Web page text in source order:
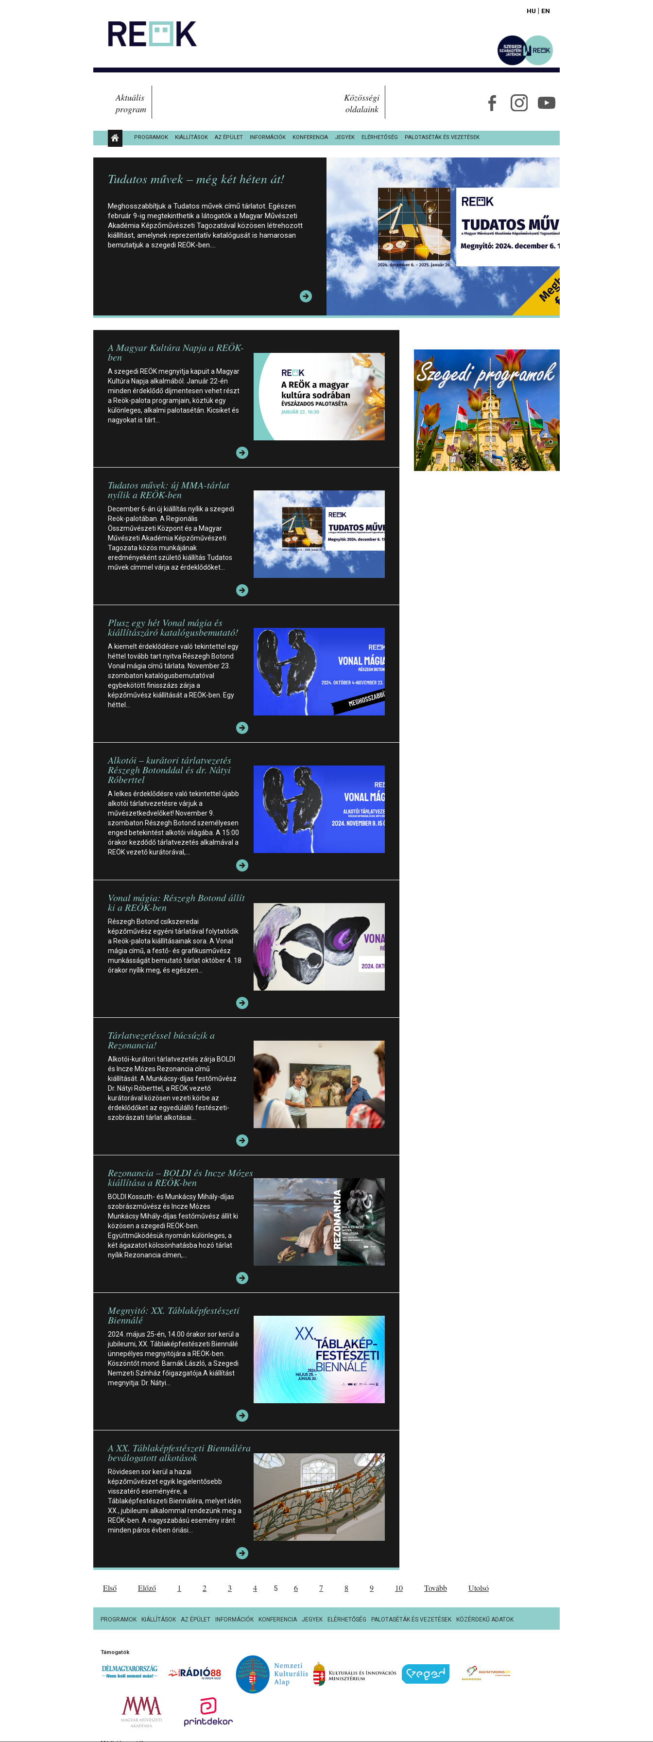
Aktuális
program
Közösségi
oldalaink
HU | EN
PROGRAMOK KIÁLLÍTÁSOK AZ ÉPÜLET INFORMÁCIÓK KONFERENCIA JEGYEK ELÉRHETŐSÉG PALOTASÉTÁK ÉS VEZETÉSEK
KÖZÉRDEKŰ ADATOK
Tudatos művek – még két héten át!
Meghosszabbítjuk a Tudatos művek című tárlatot. Egészen
február 9-ig megtekinthetik a látogatók a Magyar Művészeti
Akadémia Képzőművészeti Tagozatával közösen létrehozott
kiállítást, amelynek reprezentatív katalógusát is hamarosan
bemutatjuk a szegedi REÖK-ben.…
A Magyar Kultúra Napja a REÖK-
ben
A szegedi REÖK megnyitja kapuit a Magyar
Kultúra Napja alkalmából. Január 22-én
minden érdeklődő díjmentesen vehet részt
a Reök-palota programjain, köztük egy
különleges, alkalmi palotasétán. Kicsiket és
nagyokat is tárt…
Tudatos művek: új MMA-tárlat
nyílik a REÖK-ben
December 6-án új kiállítás nyílik a szegedi
Reök-palotában. A Regionális
Összművészeti Központ és a Magyar
Művészeti Akadémia Képzőművészeti
Tagozata közös munkájának
eredményeként születő kiállítás Tudatos
művek címmel várja az érdeklődőket…
Plusz egy hét Vonal mágia és
kiállítászáró katalógusbemutató!
A kiemelt érdeklődésre való tekintettel egy
héttel tovább tart nyitva Részegh Botond
Vonal mágia című tárlata. November 23.
szombaton katalógusbemutatóval
egybekötött finisszázs zárja a
képzőművész kiállítását a REÖK-ben. Egy
héttel…
Alkotói – kurátori tárlatvezetés
Részegh Botonddal és dr. Nátyi
Róberttel
A lelkes érdeklődésre való tekintettel újabb
alkotói tárlatvezetésre várjuk a
művészetkedvelőket! November 9.
szombaton Részegh Botond személyesen
enged betekintést alkotói világába. A 15:00
órakor kezdődő tárlatvezetés alkalmával a
REÖK vezető kurátorával,…
Vonal mágia: Részegh Botond állít
ki a REÖK-ben
Részegh Botond csíkszeredai
képzőművész egyéni tárlatával folytatódik
a Reök-palota kiállításainak sora. A Vonal
mágia című, a festő- és grafikusművész
munkásságát bemutató tárlat október 4. 18
órakor nyílik meg, és egészen…
Tárlatvezetéssel búcsúzik a
Rezonancia!
Alkotói-kurátori tárlatvezetés zárja BOLDI
és Incze Mózes Rezonancia című
kiállítását. A Munkácsy-díjas festőművész
Dr. Nátyi Róberttel, a REÖK vezető
kurátorával közösen vezeti körbe az
érdeklődőket az egyedülálló festészeti-
szobrászati tárlat alkotásai…
Rezonancia – BOLDI és Incze Mózes
kiállítása a REÖK-ben
BOLDI Kossuth- és Munkácsy Mihály-díjas
szobrászművész és Incze Mózes
Munkácsy Mihály-díjas festőművész állít ki
közösen a szegedi REÖK-ben.
Együttműködésük nyomán különleges, a
két ágazatot kölcsönhatásba hozó tárlat
nyílik Rezonancia címen,…
Megnyitó: XX. Táblaképfestészeti
Biennálé
2024. május 25-én, 14.00 órakor sor kerül a
jubileumi, XX. Táblaképfestészeti Biennálé
ünnepélyes megnyitójára a REÖK-ben.
Köszöntőt mond: Barnák László, a Szegedi
Nemzeti Színház főigazgatója.A kiállítást
megnyitja: Dr. Nátyi…
A XX. Táblaképfestészeti Biennáléra
beválogatott alkotások
Rövidesen sor kerül a hazai
képzőművészet egyik legjelentősebb
visszatérő eseményére, a
Táblaképfestészeti Biennáléra, melyet idén
XX., jubileumi alkalommal rendezünk meg a
REÖK-ben. A nagyszabású esemény iránt
minden páros évben óriási…
Első Előző 1 2 3 4 5 6 7 8 9 10 Tovább Utolsó
PROGRAMOK KIÁLLÍTÁSOK AZ ÉPÜLET INFORMÁCIÓK KONFERENCIA JEGYEK ELÉRHETŐSÉG PALOTASÉTÁK ÉS VEZETÉSEK KÖZÉRDEKŰ ADATOK
Támogatók